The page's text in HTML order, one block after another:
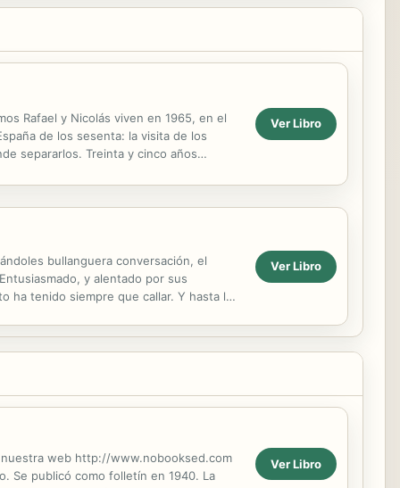
Rafael y Nicolás viven en 1965, en el
de los sesenta: la visita de los
separarlos. Treinta y cinco años
Ver Libro
bullanguera conversación, el
y alentado por sus
ha tenido siempre que callar. Y hasta la
Ver Libro
nuestra web http://www.nobooksed.com
Se publicó como folletín en 1940. La
Ver Libro